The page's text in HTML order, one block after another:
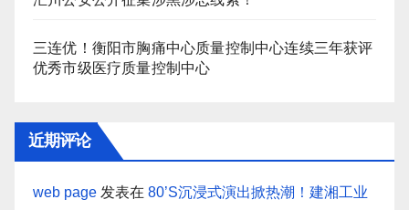
三连优！衡阳市胸痛中心质量控制中心连续三年获评
优秀市级医疗质量控制中心
近期评论
web page 发表在 80’S沉浸式演出掀热潮！建湘工业